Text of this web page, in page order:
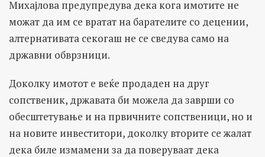
Михајлова предупредува дека кога имотите не
можат да им се вратат на барателите со децении,
алтернативата секогаш не се сведува само на
државни обврзници.
Доколку имотот е веќе продаден на друг
сопственик, државата би можела да заврши со
обесштетување и на првичните сопственици, но и
на новите инвеститори, доколку вторите се жалат
дека биле измамени за да поверуваат дека